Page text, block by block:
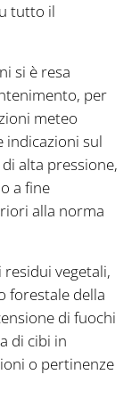
tutto il
si è resa
per
meteo
indicazioni sul
alta pressione,
a fine
alla norma
vegetali,
forestale della
di fuochi
di cibi in
o pertinenze